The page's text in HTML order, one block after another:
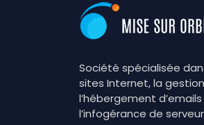
Société spécialisée
sites Internet, la
l’hébergement
l’infogérance de